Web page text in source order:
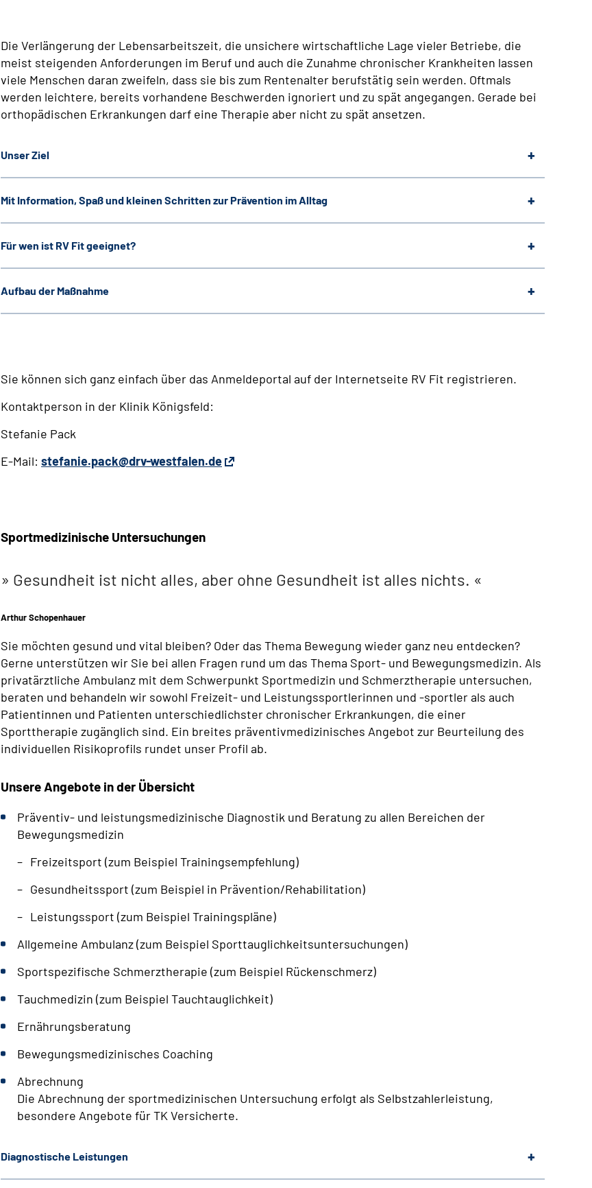
Die Verlängerung der Lebensarbeitszeit, die unsichere wirtschaftliche Lage vieler Betriebe, die
meist steigenden Anforderungen im Beruf und auch die Zunahme chronischer Krankheiten lassen
viele Menschen daran zweifeln, dass sie bis zum Rentenalter berufstätig sein werden. Oftmals
werden leichtere, bereits vorhandene Beschwerden ignoriert und zu spät angegangen. Gerade bei
orthopädischen Erkrankungen darf eine Therapie aber nicht zu spät ansetzen.
Unser Ziel
Mit Information, Spaß und kleinen Schritten zur Prävention im Alltag
Für wen ist RV Fit geeignet?
Aufbau der Maßnahme
Sie können sich ganz einfach über das Anmeldeportal auf der Internetseite RV Fit registrieren.
Kontaktperson in der Klinik Königsfeld:
Stefanie Pack
E-Mail: stefanie.pack@drv-westfalen.de
Sportmedizinische Untersuchungen
Gesundheit ist nicht alles, aber ohne Gesundheit ist alles nichts.
Arthur Schopenhauer
Sie möchten gesund und vital bleiben? Oder das Thema Bewegung wieder ganz neu entdecken?
Gerne unterstützen wir Sie bei allen Fragen rund um das Thema Sport- und Bewegungsmedizin. Als
privatärztliche Ambulanz mit dem Schwerpunkt Sportmedizin und Schmerztherapie untersuchen,
beraten und behandeln wir sowohl Freizeit- und Leistungssportlerinnen und -sportler als auch
Patientinnen und Patienten unterschiedlichster chronischer Erkrankungen, die einer
Sporttherapie zugänglich sind. Ein breites präventivmedizinisches Angebot zur Beurteilung des
individuellen Risikoprofils rundet unser Profil ab.
Unsere Angebote in der Übersicht
Präventiv- und leistungsmedizinische Diagnostik und Beratung zu allen Bereichen der
Bewegungsmedizin
Freizeitsport (zum Beispiel Trainingsempfehlung)
Gesundheitssport (zum Beispiel in Prävention/Rehabilitation)
Leistungssport (zum Beispiel Trainingspläne)
Allgemeine Ambulanz (zum Beispiel Sporttauglichkeitsuntersuchungen)
Sportspezifische Schmerztherapie (zum Beispiel Rückenschmerz)
Tauchmedizin (zum Beispiel Tauchtauglichkeit)
Ernährungsberatung
Bewegungsmedizinisches Coaching
Abrechnung
Die Abrechnung der sportmedizinischen Untersuchung erfolgt als Selbstzahlerleistung,
besondere Angebote für TK Versicherte.
Diagnostische Leistungen